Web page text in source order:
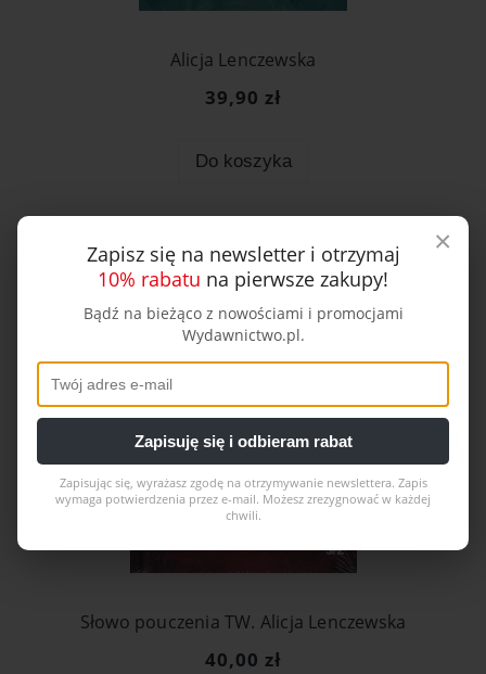
Alicja Lenczewska
39,90 zł
Do koszyka
Słowo pouczenia TW. Alicja Lenczewska
40,00 zł
×
Zapisz się na newsletter i otrzymaj
10% rabatu na pierwsze zakupy!
Bądź na bieżąco z nowościami i promocjami
Wydawnictwo.pl.
Zapisuję się i odbieram rabat
Zapisując się, wyrażasz zgodę na otrzymywanie newslettera. Zapis
wymaga potwierdzenia przez e-mail. Możesz zrezygnować w każdej
chwili.